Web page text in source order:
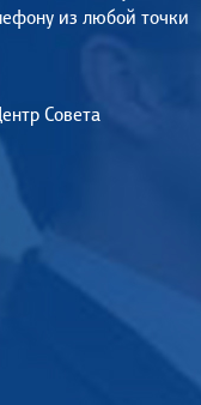
из любой точки
Совета